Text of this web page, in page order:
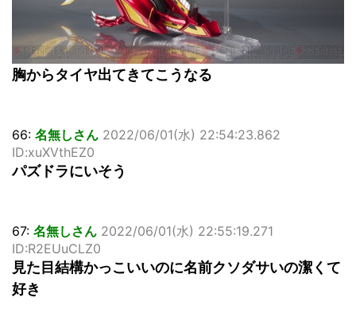
胸からタイヤ出てきてこうなる
66: 名無しさん 2022/06/01(水) 22:54:23.862
ID:xuXVthEZ0
パズドラにいそう
67: 名無しさん 2022/06/01(水) 22:55:19.271
ID:R2EUuCLZ0
見た目結構かっこいいのに名前クソダサいの潔くて
好き